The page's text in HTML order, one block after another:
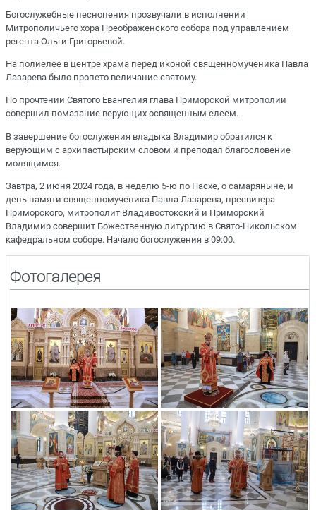
Богослужебные песнопения прозвучали в исполнении
Митрополичьего хора Преображенского собора под управлением
регента Ольги Григорьевой.
На полиелее в центре храма перед иконой священномученика Павла
Лазарева было пропето величание святому.
По прочтении Святого Евангелия глава Приморской митрополии
совершил помазание верующих освященным елеем.
В завершение богослужения владыка Владимир обратился к
верующим с архипастырским словом и преподал благословение
молящимся.
Завтра, 2 июня 2024 года, в неделю 5-ю по Пасхе, о самаряныне, и
день памяти священномученика Павла Лазарева, пресвитера
Приморского, митрополит Владивостокский и Приморский
Владимир совершит Божественную литургию в Свято-Никольском
кафедральном соборе. Начало богослужения в 09:00.
Фотогалерея